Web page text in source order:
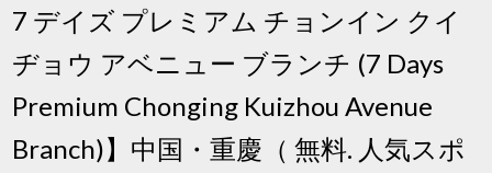
7 デイズ プレミアム チョンイン クイ
ヂョウ アベニュー ブランチ (7 Days
Premium Chonging Kuizhou Avenue
Branch)】中国・重慶（ 無料. 人気スポ